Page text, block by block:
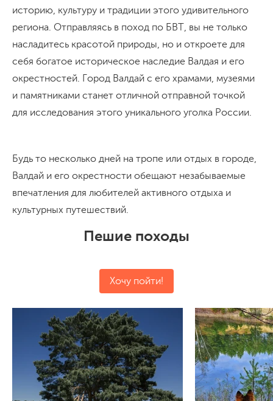
историю, культуру и традиции этого удивительного
региона. Отправляясь в поход по БВТ, вы не только
насладитесь красотой природы, но и откроете для
себя богатое историческое наследие Валдая и его
окрестностей. Город Валдай с его храмами, музеями
и памятниками станет отличной отправной точкой
для исследования этого уникального уголка России.
Будь то несколько дней на тропе или отдых в городе,
Валдай и его окрестности обещают незабываемые
впечатления для любителей активного отдыха и
культурных путешествий.
Пешие походы
Хочу пойти!